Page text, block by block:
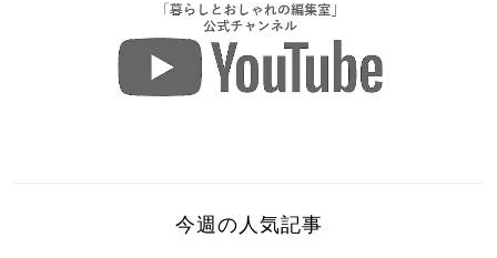
今週の人気記事